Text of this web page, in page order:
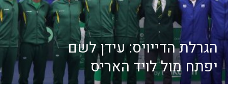
הגרלת הדייויס: עידן לשם
יפתח מול לויד האריס